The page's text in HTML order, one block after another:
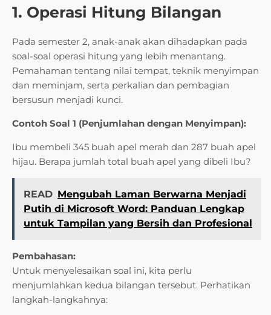
1. Operasi Hitung Bilangan
Pada semester 2, anak-anak akan dihadapkan pada
soal-soal operasi hitung yang lebih menantang.
Pemahaman tentang nilai tempat, teknik menyimpan
dan meminjam, serta perkalian dan pembagian
bersusun menjadi kunci.
Contoh Soal 1 (Penjumlahan dengan Menyimpan):
Ibu membeli 345 buah apel merah dan 287 buah apel
hijau. Berapa jumlah total buah apel yang dibeli Ibu?
READ Mengubah Laman Berwarna Menjadi
Putih di Microsoft Word: Panduan Lengkap
untuk Tampilan yang Bersih dan Profesional
Pembahasan:
Untuk menyelesaikan soal ini, kita perlu
menjumlahkan kedua bilangan tersebut. Perhatikan
langkah-langkahnya: